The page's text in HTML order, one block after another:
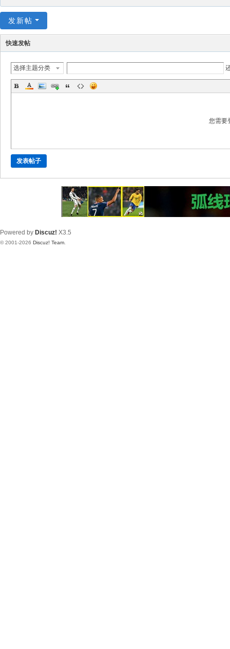
发新帖
快速发帖
选择主题分类
您需要
发表帖子
Powered by Discuz! X3.5
© 2001-2026 Discuz! Team